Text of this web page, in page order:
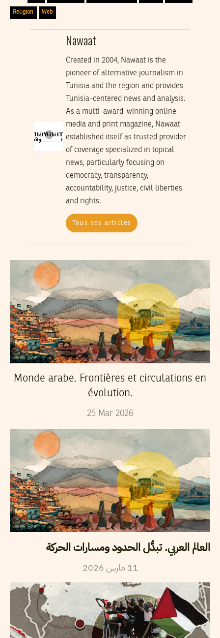
Religion Web
Nawaat
Created in 2004, Nawaat is the
pioneer of alternative journalism in
Tunisia and the region and provides
Tunisia-centered news and analysis.
As a multi-award-winning online
media and print magazine, Nawaat
established itself as trusted provider
of coverage specialized in topical
news, particularly focusing on
democracy, transparency,
accountability, justice, civil liberties
and rights.
Tous ses articles
Monde arabe. Frontières et circulations en
évolution.
25 Mar 2026
العالم العربي. تبدُّل الحدود ومسارات الحركة
11 مارس2026